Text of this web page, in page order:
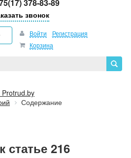
378-83-89
звонок
Войти
Регистрация
Корзина
Содержание
статье 216